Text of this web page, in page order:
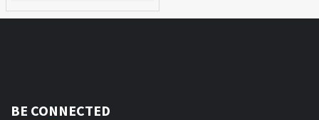
BE CONNECTED